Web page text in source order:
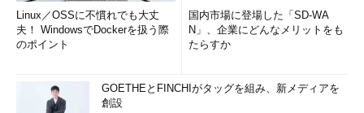
Linux／OSSに不慣れでも大丈
夫！ WindowsでDockerを扱う際
のポイント
国内市場に登場した「SD-WA
N」、企業にどんなメリットをも
たらすか
GOETHEとFINCHIがタッグを組み、新メディアを
創設